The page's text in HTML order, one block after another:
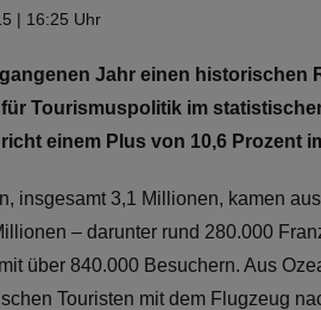
| 16:25 Uhr
Jahr einen
Tourismuspolitik im
einem Plus von 10,6 Prozent
insgesamt 3,1 Millionen, kamen
– darunter rund 280.000
über 840.000 Besuchern. Aus
Touristen mit dem Flugzeug